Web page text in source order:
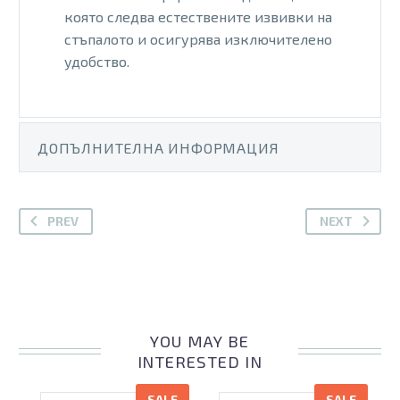
която следва естествените извивки на
стъпалото и осигурява изключителено
удобство.
ДОПЪЛНИТЕЛНА ИНФОРМАЦИЯ
PREV NEXT
YOU MAY BE
INTERESTED IN